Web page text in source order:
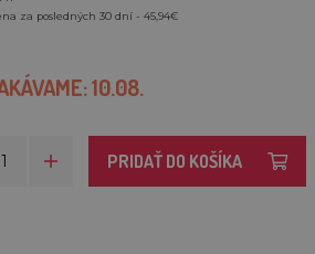
za posledných 30 dní - 45,94€
10.08.
PRIDAŤ DO KOŠÍKA